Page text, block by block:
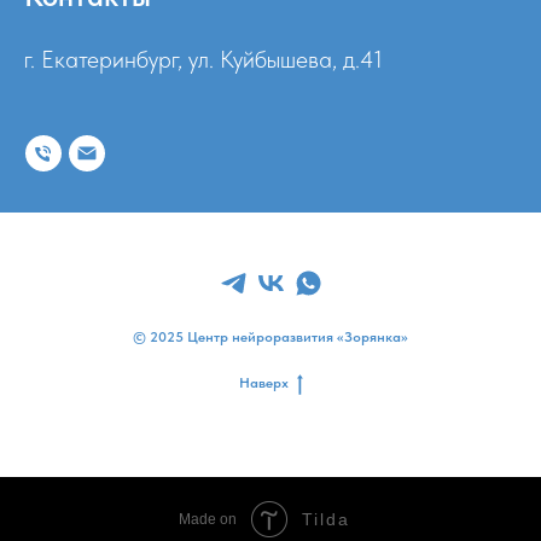
г. Екатеринбург, ул. Куйбышева, д.41
© 2025 Центр нейроразвития «Зорянка»
Наверх
Made on Tilda